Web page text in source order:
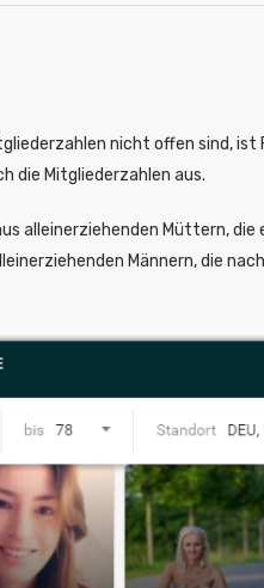
nicht offen sind,
die Mitgliederzahlen aus.
alleinerziehenden Müttern,
Männern, die